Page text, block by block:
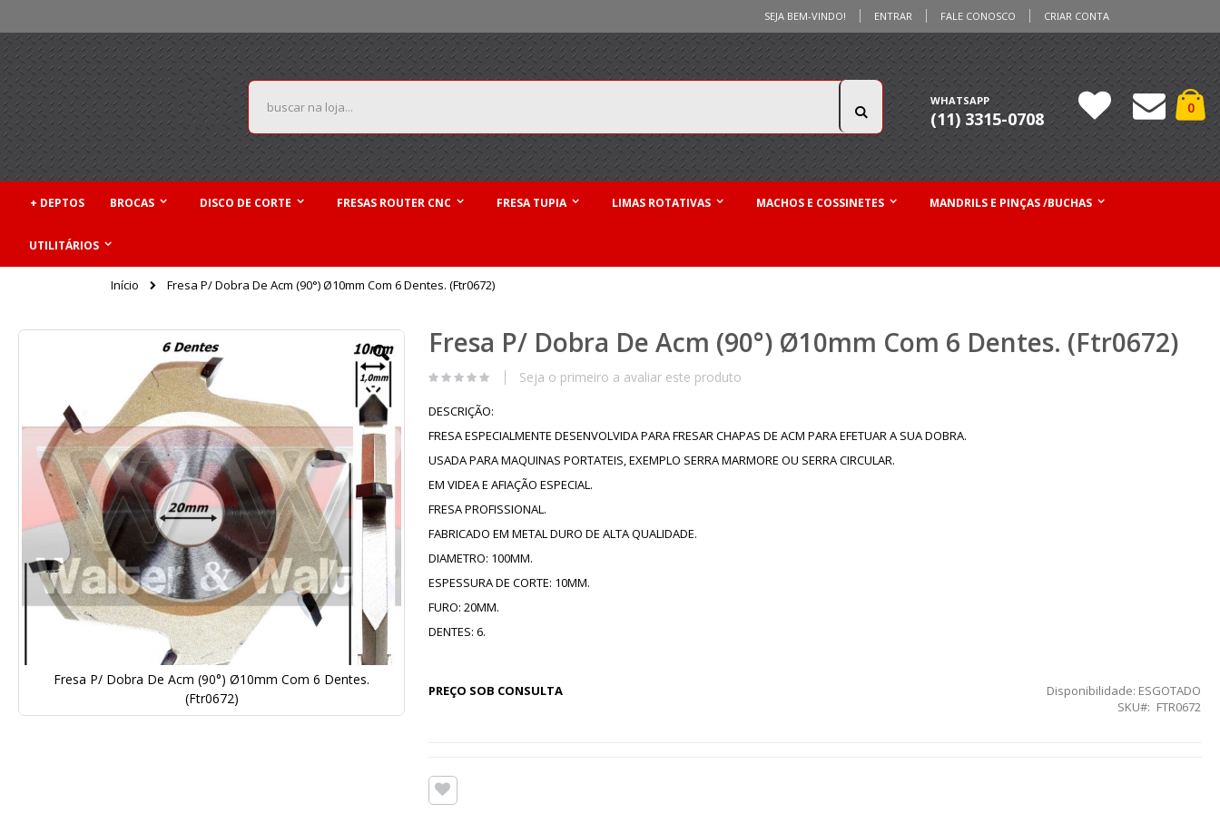
para
o
conteúdo
SEJA BEM-VINDO! ENTRAR FALE CONOSCO CRIAR CONTA
0
Pesquisa
Pesquisa
WHATSAPP
(11) 3315-0708
+ DEPTOS BROCAS DISCO DE CORTE FRESAS ROUTER CNC FRESA TUPIA LIMAS ROTATIVAS MACHOS E COSSINETES MANDRILS E PINÇAS /BUCHAS
UTILITÁRIOS
Início Fresa P/ Dobra De Acm (90°) Ø10mm Com 6 Dentes. (Ftr0672)
Pular
de
imagens
Fresa P/ Dobra De Acm (90°) Ø10mm Com 6 Dentes.
(Ftr0672)
Fresa P/ Dobra De Acm (90°) Ø10mm Com 6 Dentes. (Ftr0672)
Seja o primeiro a avaliar este produto
DESCRIÇÃO:
FRESA ESPECIALMENTE DESENVOLVIDA PARA FRESAR CHAPAS DE ACM PARA EFETUAR A SUA DOBRA.
USADA PARA MAQUINAS PORTATEIS, EXEMPLO SERRA MARMORE OU SERRA CIRCULAR.
EM VIDEA E AFIAÇÃO ESPECIAL.
FRESA PROFISSIONAL.
FABRICADO EM METAL DURO DE ALTA QUALIDADE.
DIAMETRO: 100MM.
ESPESSURA DE CORTE: 10MM.
FURO: 20MM.
DENTES: 6.
PREÇO SOB CONSULTA Disponibilidade: ESGOTADO
SKU
FTR0672